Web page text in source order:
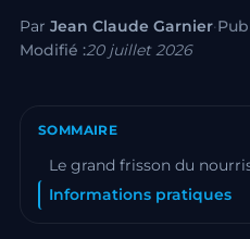
Par Jean Claude Garnier·
Modifié :20 juillet 2026
SOMMAIRE
Le grand frisson du
Informations pratiques